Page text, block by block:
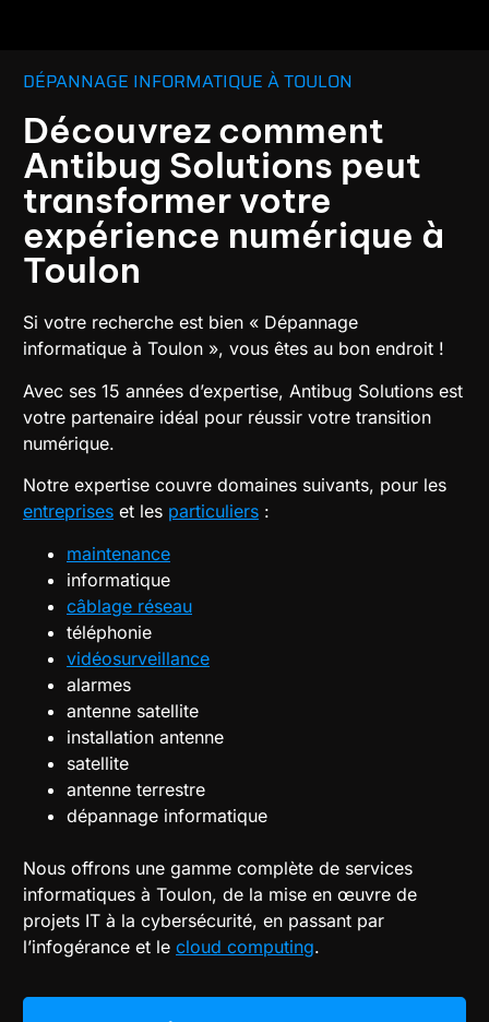
DÉPANNAGE INFORMATIQUE À TOULON
Découvrez comment
Antibug Solutions peut
transformer votre
expérience numérique à
Toulon
Si votre recherche est bien « Dépannage
informatique à Toulon », vous êtes au bon endroit !
Avec ses 15 années d’expertise, Antibug Solutions est
votre partenaire idéal pour réussir votre transition
numérique.
Notre expertise couvre domaines suivants, pour les
entreprises et les particuliers :
maintenance
informatique
câblage réseau
téléphonie
vidéosurveillance
alarmes
antenne satellite
installation antenne
satellite
antenne terrestre
dépannage informatique
Nous offrons une gamme complète de services
informatiques à Toulon, de la mise en œuvre de
projets IT à la cybersécurité, en passant par
l’infogérance et le cloud computing.